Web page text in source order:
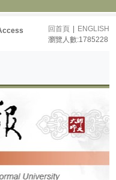
回首頁
ENGLISH
瀏覽人數:1785228